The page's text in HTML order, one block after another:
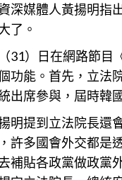
深媒體人黃揚明指
了。
31）日在網路節目
功能。首先，立法
出席參與 ，屆時韓
明提到立法院長還
許多國會外交都是
補貼各政黨做政黨